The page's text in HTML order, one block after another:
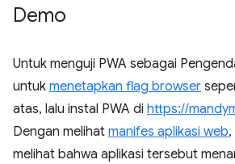
Demo
Untuk menguji PWA sebagai
untuk menetapkan flag browser
atas, lalu instal PWA di https://
Dengan melihat manifes aplikasi web
melihat bahwa aplikasi tersebut